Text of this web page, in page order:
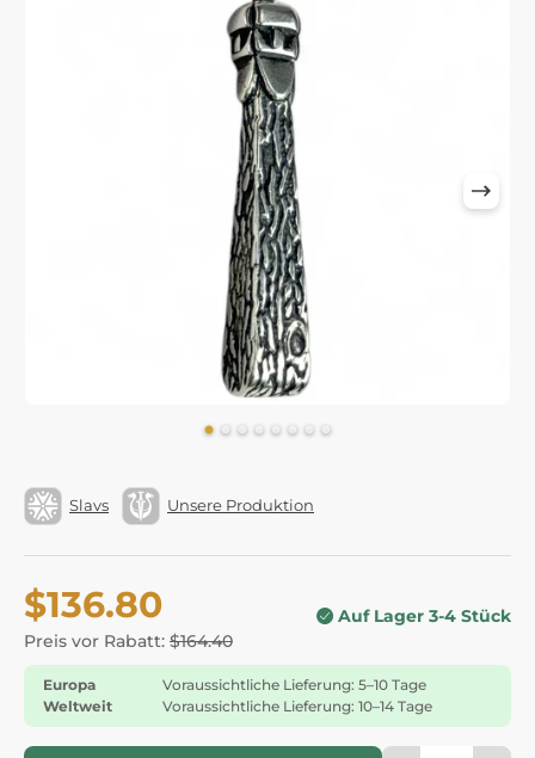
Slavs Unsere Produktion
$136.80
Preis vor Rabatt: $164.40
Auf Lager 3-4 Stück
Europa
Voraussichtliche Lieferung: 5–10 Tage
Weltweit
Voraussichtliche Lieferung: 10–14 Tage